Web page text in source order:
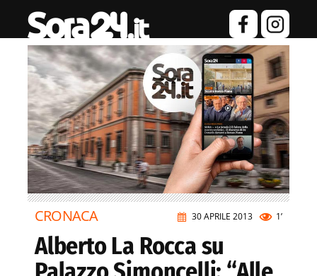
30 APRILE 2013 1’
CRONACA
Alberto La Rocca su